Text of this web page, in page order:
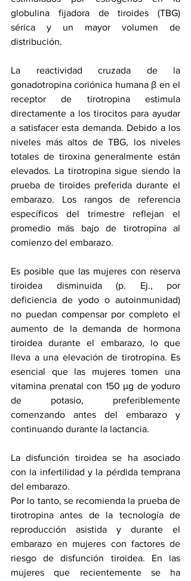
globulina fijadora de tiroides (TBG)
sérica y un mayor volumen de
distribución.
La reactividad cruzada de la
gonadotropina coriónica humana β en el
receptor de tirotropina estimula
directamente a los tirocitos para ayudar
a satisfacer esta demanda. Debido a los
niveles más altos de TBG, los niveles
totales de tiroxina generalmente están
elevados. La tirotropina sigue siendo la
prueba de tiroides preferida durante el
embarazo. Los rangos de referencia
específicos del trimestre reflejan el
promedio más bajo de tirotropina al
comienzo del embarazo.
Es posible que las mujeres con reserva
tiroidea disminuida (p. Ej., por
deficiencia de yodo o autoinmunidad)
no puedan compensar por completo el
aumento de la demanda de hormona
tiroidea durante el embarazo, lo que
lleva a una elevación de tirotropina. Es
esencial que las mujeres tomen una
vitamina prenatal con 150 μg de yoduro
de potasio, preferiblemente
comenzando antes del embarazo y
continuando durante la lactancia.
La disfunción tiroidea se ha asociado
con la infertilidad y la pérdida temprana
del embarazo.
Por lo tanto, se recomienda la prueba de
tirotropina antes de la tecnología de
reproducción asistida y durante el
embarazo en mujeres con factores de
riesgo de disfunción tiroidea. En las
mujeres que recientemente se ha